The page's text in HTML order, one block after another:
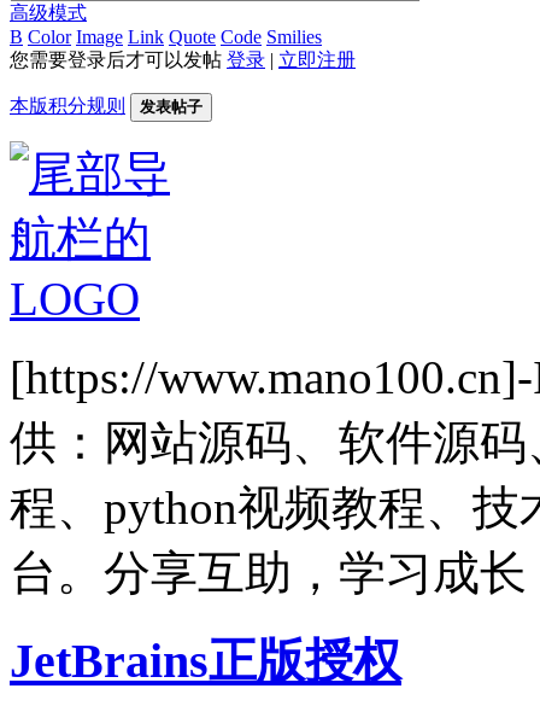
高级模式
B Color Image Link Quote Code Smilies
您需要登录后才可以发帖 登录 | 立即注册
本版积分规则 发表帖子
[https://
供：网站源码、软件源
程、python视频教程、
台。分享互助，学习成长
JetBrains正版授权